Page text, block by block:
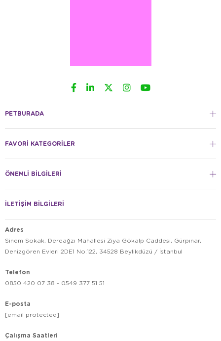
PETBURADA
FAVORİ KATEGORİLER
ÖNEMLİ BİLGİLERİ
İLETİŞİM BİLGİLERİ
Adres
Sinem Sokak, Dereağzı Mahallesi Ziya Gökalp Caddesi, Gürpınar,
Denizgören Evleri 2DE1 No:122, 34528 Beylikdüzü / İstanbul
Telefon
0850 420 07 38 - 0549 377 51 51
E-posta
[email protected]
Çalışma Saatleri